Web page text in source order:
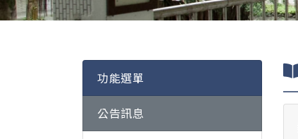
功能選單
公告訊息